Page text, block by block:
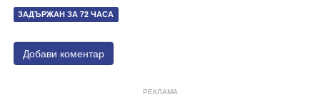
ЗАДЪРЖАН ЗА 72 ЧАСА
Добави коментар
РЕКЛАМА